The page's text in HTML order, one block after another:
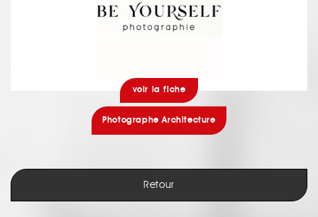
voir la fiche
Photographe Architecture
Retour